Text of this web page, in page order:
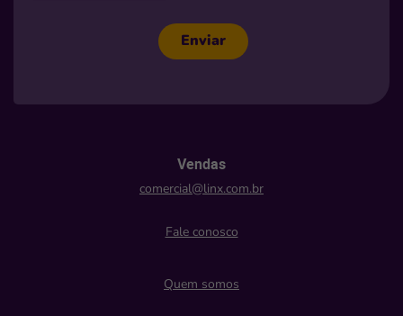
Enviar
Vendas
comercial@linx.com.br
Fale conosco
Quem somos